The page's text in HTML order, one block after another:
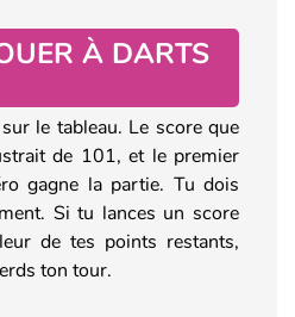
À DARTS
le tableau. Le score que
de 101, et le premier
gagne la partie. Tu dois
Si tu lances un score
de tes points restants,
ton tour.